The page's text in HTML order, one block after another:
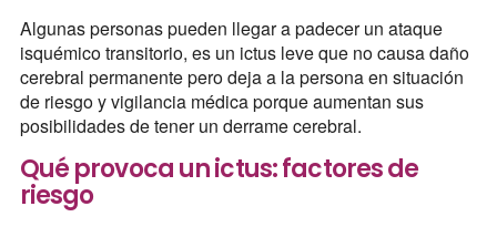
Algunas personas pueden llegar a padecer un ataque
isquémico transitorio, es un ictus leve que no causa daño
cerebral permanente pero deja a la persona en situación
de riesgo y vigilancia médica porque aumentan sus
posibilidades de tener un derrame cerebral.
Qué provoca un ictus: factores de
riesgo